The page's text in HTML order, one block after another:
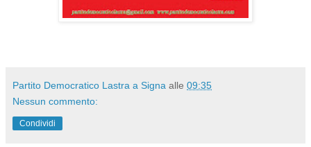
Partito Democratico Lastra a Signa alle 09:35
Nessun commento:
Condividi